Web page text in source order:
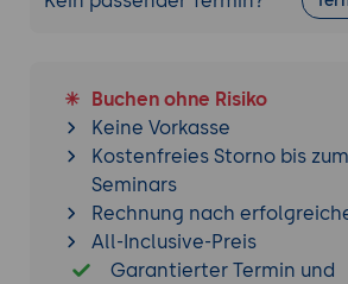
virtuellen oder
konfigurieren
Überwachungsfunktionen.
Anforderungen:
Nutzung
grundlegenden Suricata-
Konfigurationsdateien.
Buchen ohne Risiko
Keine Vorkasse
Kostenfreies Storno bis
Seminars
Rechnung nach
All-Inclusive-Preis
Garantierter Termin und